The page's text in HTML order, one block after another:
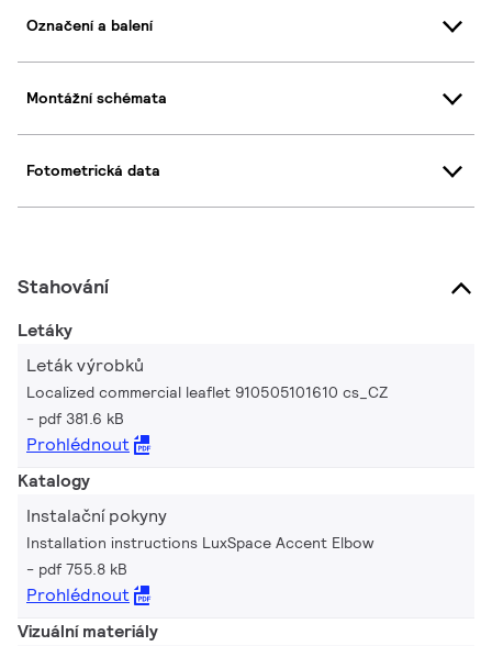
Označení a balení
Montážní schémata
Fotometrická data
Stahování
Letáky
Leták výrobků
Localized commercial leaflet 910505101610 cs_CZ
pdf 381.6 kB
Prohlédnout
Katalogy
Instalační pokyny
Installation instructions LuxSpace Accent Elbow
pdf 755.8 kB
Prohlédnout
Vizuální materiály